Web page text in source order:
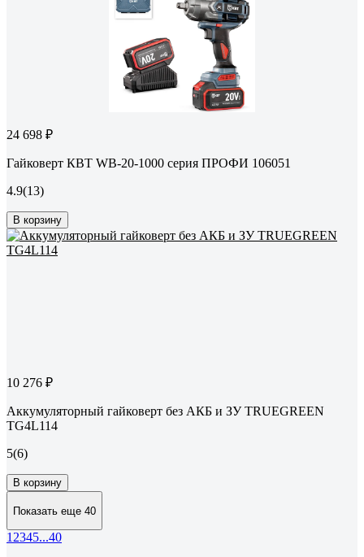
24 698 ₽
Гайковерт КВТ WB-20-1000 серия ПРОФИ 106051
4.9(13)
В корзину
10 276 ₽
Аккумуляторный гайковерт без АКБ и ЗУ TRUEGREEN
TG4L114
5(6)
В корзину
Показать еще 40
1 2345...40